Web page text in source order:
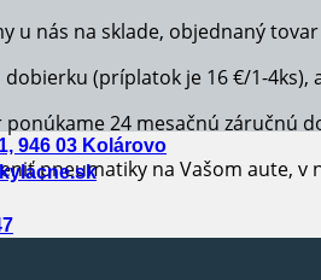
u nás na sklade, objednaný
(príplatok je 16 €/1-
24 mesačnú záručnú
pneumatiky na Vašom aute,
946 03 Kolárovo